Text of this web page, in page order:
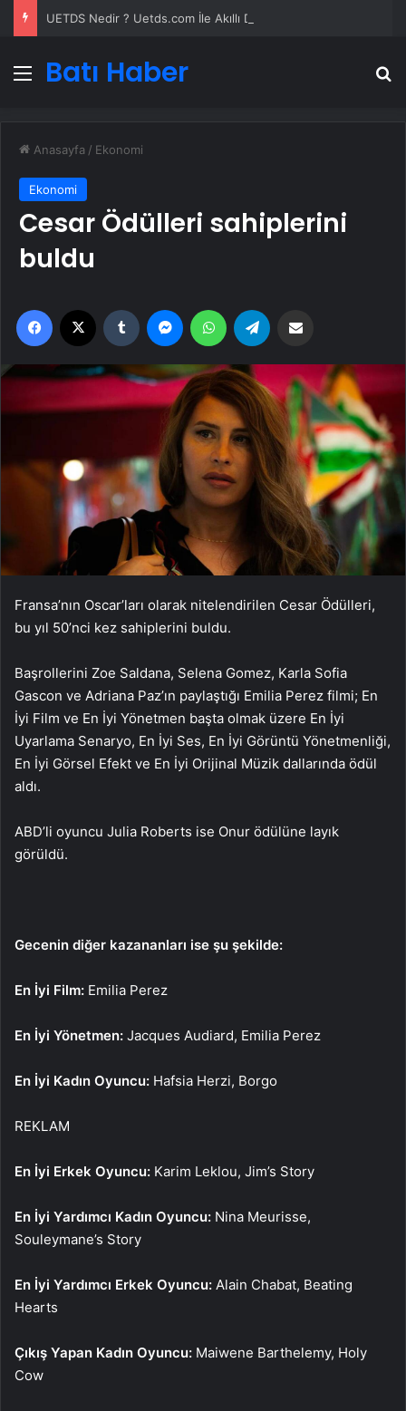
Menü
Batı Haber
Anasayfa / Ekonomi
Ekonomi
Cesar Ödülleri sahiplerini
buldu
Facebook Tumblr MessengerWhatsApp
Fransa’nın Oscar’ları olarak nitelendirilen Cesar Ödülleri,
bu yıl 50’nci kez sahiplerini buldu.
Başrollerini Zoe Saldana, Selena Gomez, Karla Sofia
Gascon ve Adriana Paz’ın paylaştığı Emilia Perez filmi; En
İyi Film ve En İyi Yönetmen başta olmak üzere En İyi
Uyarlama Senaryo, En İyi Ses, En İyi Görüntü Yönetmenliği,
En İyi Görsel Efekt ve En İyi Orijinal Müzik dallarında ödül
aldı.
ABD’li oyuncu Julia Roberts ise Onur ödülüne layık
görüldü.
Gecenin diğer kazananları ise şu şekilde:
En İyi Film: Emilia Perez
En İyi Yönetmen: Jacques Audiard, Emilia Perez
En İyi Kadın Oyuncu: Hafsia Herzi, Borgo
REKLAM
En İyi Erkek Oyuncu: Karim Leklou, Jim’s Story
En İyi Yardımcı Kadın Oyuncu: Nina Meurisse,
Souleymane’s Story
En İyi Yardımcı Erkek Oyuncu: Alain Chabat, Beating
Hearts
Çıkış Yapan Kadın Oyuncu: Maiwene Barthelemy, Holy
Cow